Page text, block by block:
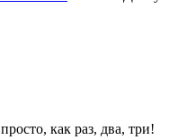
как раз, два, три!